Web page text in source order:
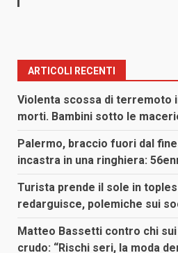
ARTICOLI RECENTI
Violenta scossa di terremoto
morti. Bambini sotto le
Palermo, braccio fuori dal
incastra in una ringhiera:
Turista prende il sole in
redarguisce, polemiche sui
Matteo Bassetti contro chi
crudo: “Rischi seri, la moda